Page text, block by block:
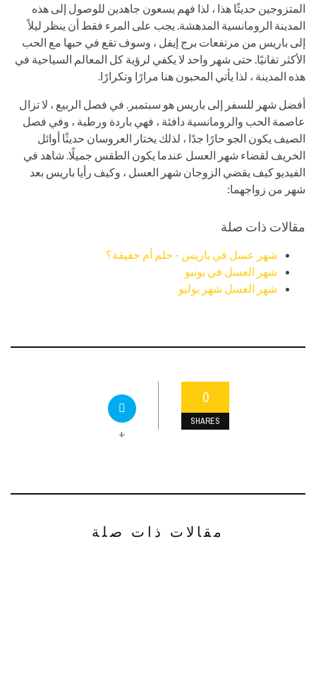
المتزوجين حديثًا هذا ، لذا فهم يسعون جاهدين للوصول إلى هذه
المدينة الرومانسية المدهشة. يجب على المرء فقط أن ينظر ليلاً
إلى باريس من مرتفعات برج إيفل ، وسوف تقع في حبها مع الحب
الأكثر تفانيًا. حتى شهر واحد لا يكفي لرؤية كل المعالم السياحية في
هذه المدينة ، لذا يأتي المحبون هنا مرارًا وتكرارًا.
أفضل شهر للسفر إلى باريس هو سبتمبر. في فصل الربيع ، لا تزال
عاصمة الحب والرومانسية دافئة ، فهي باردة ورطبة ، وفي فصل
الصيف يكون الجو حارًا جدًا ، لذلك يختار العروسان حديثًا أوائل
الخريف لقضاء شهر العسل عندما يكون الطقس جميلًا. شاهد في
الفيديو كيف يقضي الزوجان شهر العسل ، وكيف رأيا باريس بعد
شهر من زواجهما:
مقالات ذات صلة
شهر عسل في باريس - حلم أم حقيقة؟
شهر العسل في يونيو
شهر العسل شهر يوليو
0
SHARES
+
مقالات ذات صلة